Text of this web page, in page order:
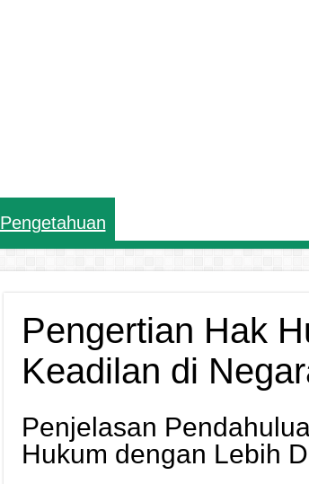
Pengetahuan
Pengertian Hak
Keadilan di
Penjelasan
Hukum dengan Lebih